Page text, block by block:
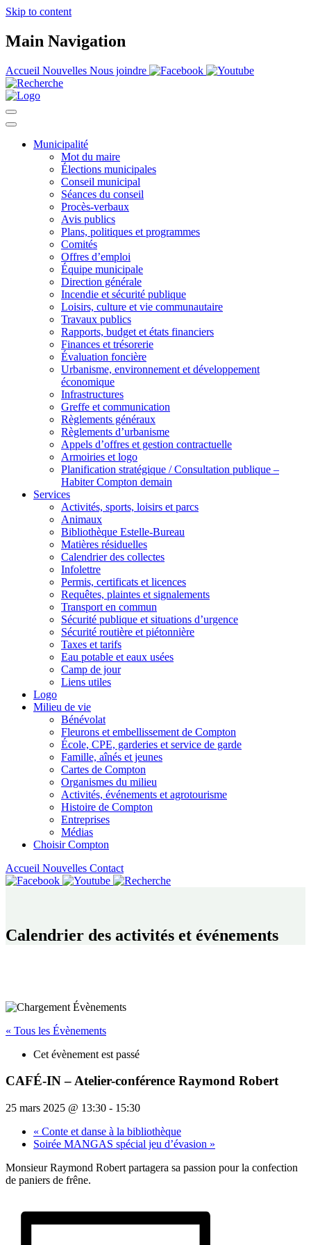
Skip to content
Main Navigation
Accueil Nouvelles Nous joindre
Municipalité
Mot du maire
Élections municipales
Conseil municipal
Séances du conseil
Procès-verbaux
Avis publics
Plans, politiques et programmes
Comités
Offres d’emploi
Équipe municipale
Direction générale
Incendie et sécurité publique
Loisirs, culture et vie communautaire
Travaux publics
Rapports, budget et états financiers
Finances et trésorerie
Évaluation foncière
Urbanisme, environnement et développement
économique
Infrastructures
Greffe et communication
Règlements généraux
Règlements d’urbanisme
Appels d’offres et gestion contractuelle
Armoiries et logo
Planification stratégique / Consultation publique –
Habiter Compton demain
Services
Activités, sports, loisirs et parcs
Animaux
Bibliothèque Estelle-Bureau
Matières résiduelles
Calendrier des collectes
Infolettre
Permis, certificats et licences
Requêtes, plaintes et signalements
Transport en commun
Sécurité publique et situations d’urgence
Sécurité routière et piétonnière
Taxes et tarifs
Eau potable et eaux usées
Camp de jour
Liens utiles
Logo
Milieu de vie
Bénévolat
Fleurons et embellissement de Compton
École, CPE, garderies et service de garde
Famille, aînés et jeunes
Cartes de Compton
Organismes du milieu
Activités, événements et agrotourisme
Histoire de Compton
Entreprises
Médias
Choisir Compton
Accueil Nouvelles Contact
Calendrier des activités et événements
« Tous les Évènements
Cet évènement est passé
CAFÉ-IN – Atelier-conférence Raymond Robert
25 mars 2025 @ 13:30 - 15:30
« Conte et danse à la bibliothèque
Soirée MANGAS spécial jeu d’évasion »
Monsieur Raymond Robert partagera sa passion pour la confection
de paniers de frêne.